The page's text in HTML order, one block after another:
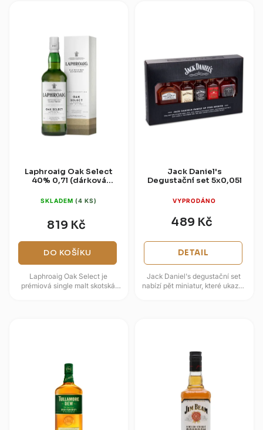
Laphroaig Oak Select
40% 0,7l (dárková
SKLADEM (4 KS)
819 Kč
DO KOŠÍKU
Laphroaig Oak Select je
prémiová single malt skotská
Jack Daniel's
Degustační set 5x0,05l
VYPRODÁNO
489 Kč
DETAIL
Jack Daniel's degustační set
nabízí pět miniatur, které ukazují